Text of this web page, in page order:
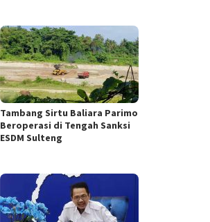
Tambang Sirtu Baliara Parimo
Beroperasi di Tengah Sanksi
ESDM Sulteng